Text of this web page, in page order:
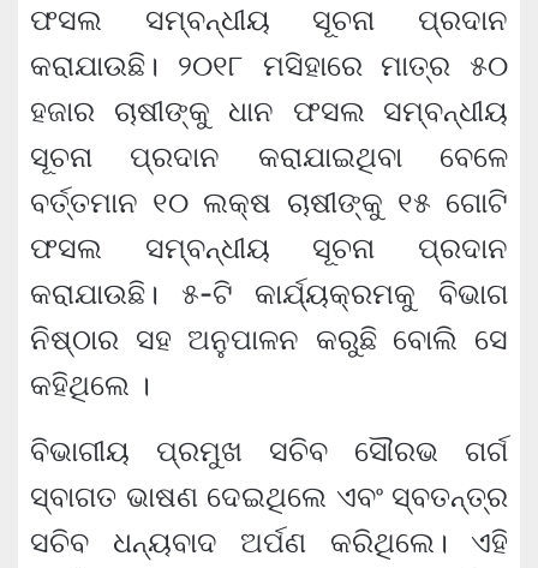
ଫସଲ ସମ୍ବନ୍ଧୀୟ ସୂଚନା ପ୍ରଦାନ
କରାଯାଉଛି। ୨୦୧୮ ମସିହାରେ ମାତ୍ର ୫୦
ହଜାର ଚାଷୀଙ୍କୁ ଧାନ ଫସଲ ସମ୍ବନ୍ଧୀୟ
ସୂଚନା ପ୍ରଦାନ କରାଯାଇଥିବା ବେଳେ
ବର୍ତ୍ତମାନ ୧୦ ଲକ୍ଷ ଚାଷୀଙ୍କୁ ୧୫ ଗୋଟି
ଫସଲ ସମ୍ବନ୍ଧୀୟ ସୂଚନା ପ୍ରଦାନ
କରାଯାଉଛି। ୫-ଟି କାର୍ଯ୍ୟକ୍ରମକୁ ବିଭାଗ
ନିଷ୍ଠାର ସହ ଅନୁପାଳନ କରୁଛି ବୋଲି ସେ
କହିଥିଲେ ।
ବିଭାଗୀୟ ପ୍ରମୁଖ ସଚିବ ସୌରଭ ଗର୍ଗ
ସ୍ବାଗତ ଭାଷଣ ଦେଇଥିଲେ ଏବଂ ସ୍ବତନ୍ତ୍ର
ସଚିବ ଧନ୍ୟବାଦ ଅର୍ପଣ କରିଥିଲେ। ଏହି